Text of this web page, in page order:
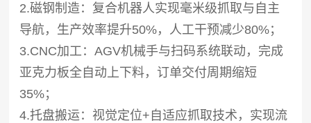
2.磁钢制造：复合机器人实现毫米级抓取与自主
导航，生产效率提升50%，人工干预减少80%；
3.CNC加工：AGV机械手与扫码系统联动，完成
亚克力板全自动上下料，订单交付周期缩短
35%；
4.托盘搬运：视觉定位+自适应抓取技术，实现流